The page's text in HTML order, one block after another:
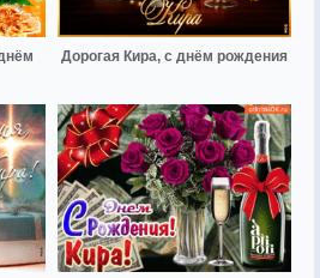
Дорогая Кира, с днём рождения